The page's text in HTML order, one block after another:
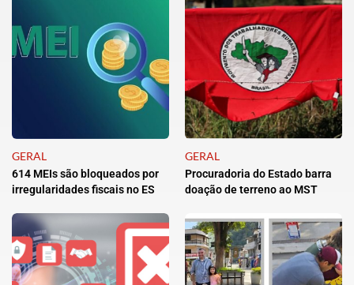
GERAL
614 MEIs são bloqueados por
irregularidades fiscais no ES
GERAL
Procuradoria do Estado barra
doação de terreno ao MST